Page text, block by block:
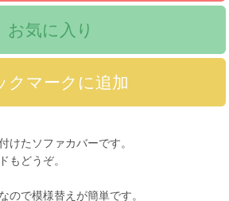
お気に入り
けたソファカバーです。
もどうぞ。
ので模様替えが簡単です。